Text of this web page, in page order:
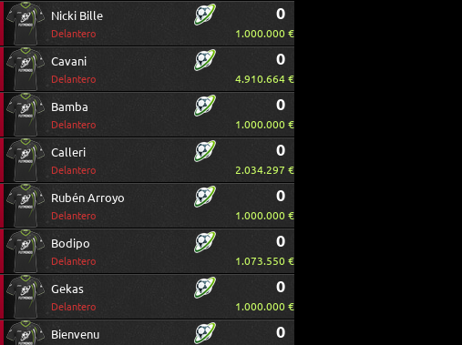
Nicki Bille
Delantero
0
1.000.000 €
Cavani
Delantero
0
4.910.664 €
Bamba
Delantero
0
1.000.000 €
Calleri
Delantero
0
2.034.297 €
Rubén Arroyo
Delantero
0
1.000.000 €
Bodipo
Delantero
0
1.073.550 €
Gekas
Delantero
0
1.000.000 €
Bienvenu 0